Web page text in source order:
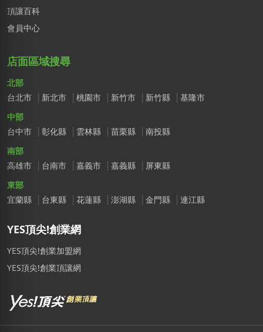
頂讓百科
會員中心
店面區域搜尋
北部
台北市
新北市 桃園市 新竹市 新竹縣
基隆市
中部
台中市
彰化縣 雲林縣 苗栗縣
南投縣
南部
高雄市
台南市 嘉義市 嘉義縣
屏東縣
東部
宜蘭縣
台東縣 花蓮縣 澎湖縣 金門縣 連江縣
YES頂尖!創業網
YES頂尖!創業加盟網
YES頂尖!創業頂讓網